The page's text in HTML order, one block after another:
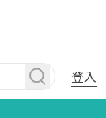
登入